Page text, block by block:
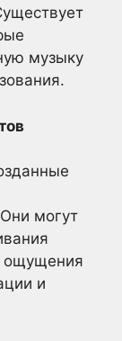
музыку
могут
ощущения
и